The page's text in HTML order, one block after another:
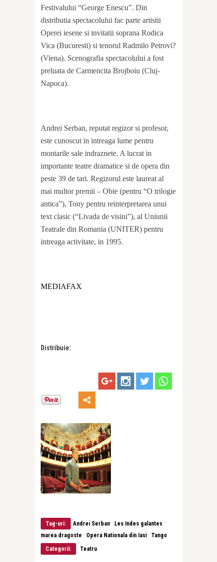
Festivalului “George Enescu”. Din
distributia spectacolului fac parte artistii
Operei iesene si invitatii soprana Rodica
Vica (Bucuresti) si tenorul Radmilo Petrovi?
(Viena). Scenografia spectacolului a fost
preluata de Carmencita Brojboiu (Cluj-
Napoca).
Andrei Serban, reputat regizor si profesor,
este cunoscut in intreaga lume pentru
montarile sale indraznete. A lucrat in
importante teatre dramatice si de opera din
peste 39 de tari. Regizorul este laureat al
mai multor premii – Obie (pentru “O trilogie
antica”), Tony pentru reinterpretarea unui
text clasic (“Livada de visini”), al Uniunii
Teatrale din Romania (UNITER) pentru
intreaga activitate, in 1995.
MEDIAFAX
Distribuie:
Tag-uri: Andrei Serban · Les Indes galantes ·
marea dragoste · Opera Nationala din Iasi · Tango
Categorii:
Teatru